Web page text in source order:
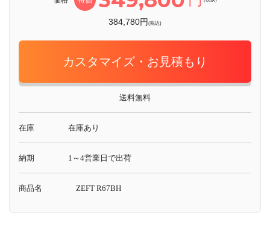
384,780円(税込)
カスタマイズ・お見積もり
送料無料
在庫 在庫あり
納期 1～4営業日で出荷
商品名 ZEFT R67BH